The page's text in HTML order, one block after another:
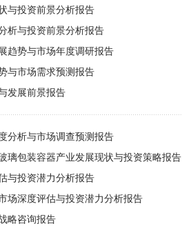
与投资前景分析报告
析与投资前景分析报告
趋势与市场年度调研报告
与市场需求预测报告
发展前景报告
分析与市场调查预测报告
璃包装容器产业发展现状与投资策略报告
与投资潜力分析报告
场深度评估与投资潜力分析报告
略咨询报告